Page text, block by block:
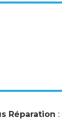
Réparation